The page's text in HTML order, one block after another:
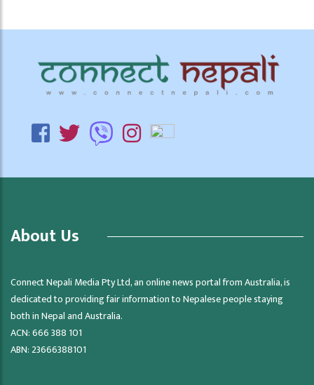
About Us
Connect Nepali Media Pty Ltd, an online news portal from Australia, is
dedicated to providing fair information to Nepalese people staying
both in Nepal and Australia.
ACN: 666 388 101
ABN: 23666388101